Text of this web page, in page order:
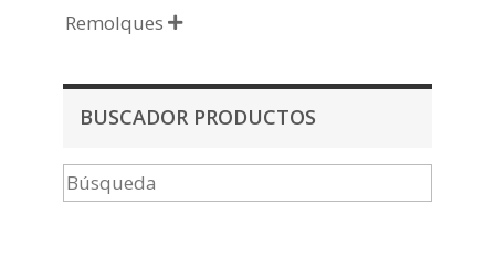
Remolques 
BUSCADOR PRODUCTOS